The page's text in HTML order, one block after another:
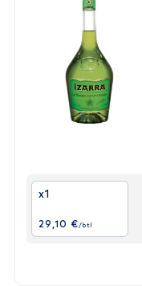
x1
29,10 € /btl